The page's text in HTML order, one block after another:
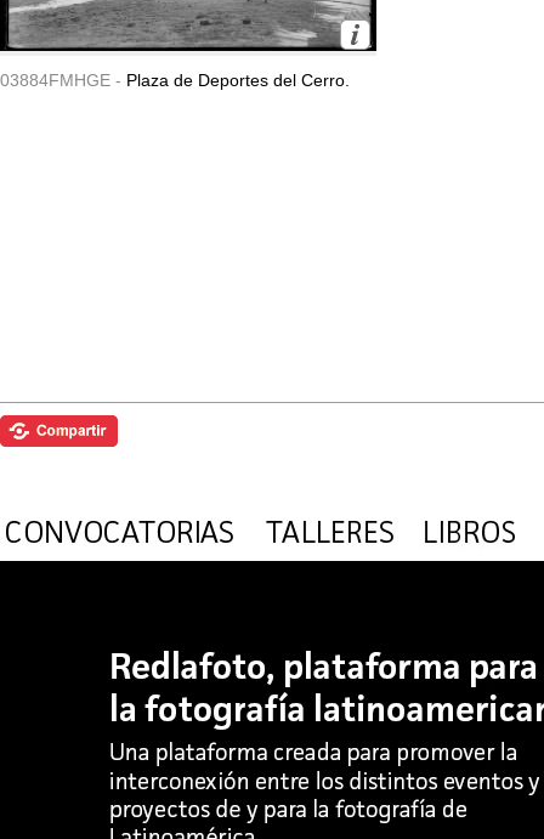
03884FMHGE - Plaza de Deportes del Cerro.